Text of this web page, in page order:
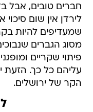
חברים טובים, אבל
לירדן אין שום סיכוי
שמעדיפים להיות
מסוג הגברים
פיתוי שקריים
עליהם כל כך. הזעת
הקר של ירושלים.